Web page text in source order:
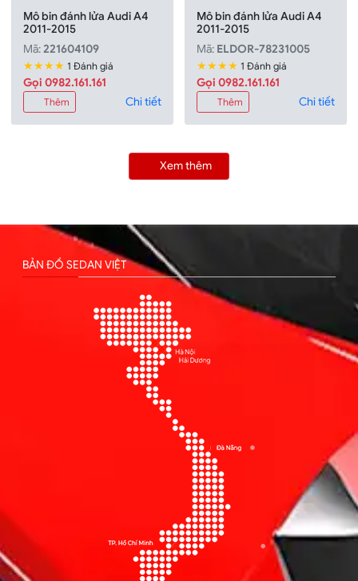
Mô bin đánh lửa Audi A4
2011-2015
Mã:221604109
★★★★ 1 Đánh giá
Gọi 0982.161.161
Thêm Chi tiết
Mô bin đánh lửa Audi A4
2011-2015
Mã: ELDOR-78231005
★★★★ 1 Đánh giá
Gọi 0982.161.161
Thêm Chi tiết
Xem thêm
BẢN ĐỒ SEDAN VIỆT